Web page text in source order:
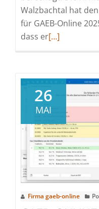
Walzbachtal hat
für GAEB-Online
dass erRead
Online
2025
erweitert
den
KI-
PreisNavigator
um
[…]
26
MAI
Firma gaeb-online